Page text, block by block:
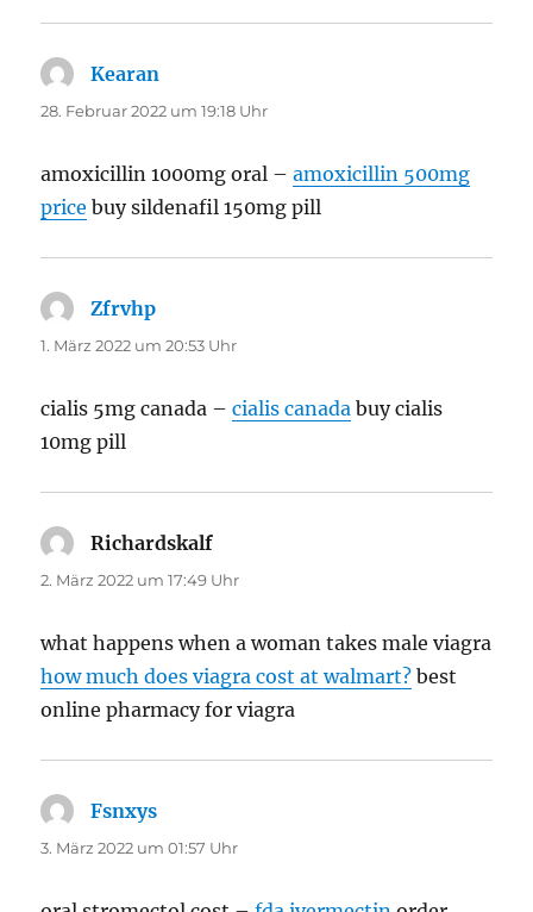
Kearan
28. Februar 2022 um 19:18 Uhr
amoxicillin 1000mg oral –amoxicillin 500mg
price buy sildenafil 150mg pill
Zfrvhp
1. März 2022 um 20:53 Uhr
cialis 5mg canada –cialis canada buy cialis
10mg pill
Richardskalf
2. März 2022 um 17:49 Uhr
what happens when a woman takes male viagra
how much does viagra cost at walmart? best
online pharmacy for viagra
Fsnxys
3. März 2022 um 01:57 Uhr